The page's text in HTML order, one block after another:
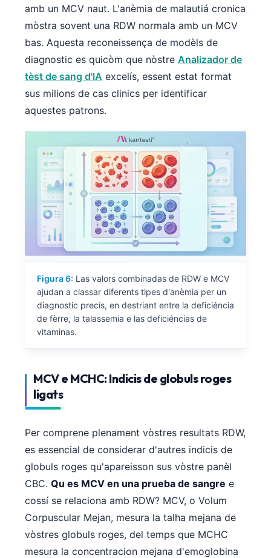
amb un MCV naut. L'anèmia de malautiá cronica
mòstra sovent una RDW normala amb un MCV
bas. Aquesta reconeissença de modèls de
diagnostic es quicòm que nòstre Analizador de
tèst de sang d'IA excelís, essent estat format
sus milions de cas clinics per identificar
aquestes patrons.
Figura 6: Las valors combinadas de RDW e MCV
ajudan a classar diferents tipes d'anèmia per un
diagnostic precís, en destriant entre la deficiéncia
de fèrre, la talassemia e las deficiéncias de
vitaminas.
MCV e MCHC: Indicis de globuls roges
ligats
Per comprene plenament vòstres resultats RDW,
es essencial de considerar d'autres indicis de
globuls roges qu'apareisson sus vòstre panèl
CBC. Qu es MCV en una prueba de sangre e
cossí se relaciona amb RDW? MCV, o Volum
Corpuscular Mejan, mesura la talha mejana de
vòstres globuls roges, del temps que MCHC
mesura la concentracion mejana d'emoglobina
ไทย
ဗမာစာ
ភាសាខ្មែរ
Kiswahili
አማርኛ
Català
Hrvatski
Slovenčina
پښتو
سنڌي
অসমীয়া
Galego
Latviešu valoda
Македонски јазик
العربية المغربية
Afrikaans
Монгол
ພາສາລາວ
Basa Jawa